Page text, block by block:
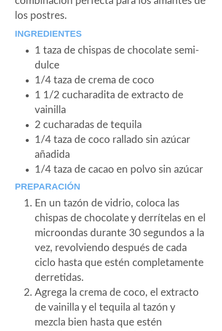
los postres.
INGREDIENTES
1 taza de chispas de chocolate semi-
dulce
1/4 taza de crema de coco
1 1/2 cucharadita de extracto de
vainilla
2 cucharadas de tequila
1/4 taza de coco rallado sin azúcar
añadida
1/4 taza de cacao en polvo sin azúcar
PREPARACIÓN
En un tazón de vidrio, coloca las
chispas de chocolate y derrítelas en el
microondas durante 30 segundos a la
vez, revolviendo después de cada
ciclo hasta que estén completamente
derretidas.
Agrega la crema de coco, el extracto
de vainilla y el tequila al tazón y
mezcla bien hasta que estén